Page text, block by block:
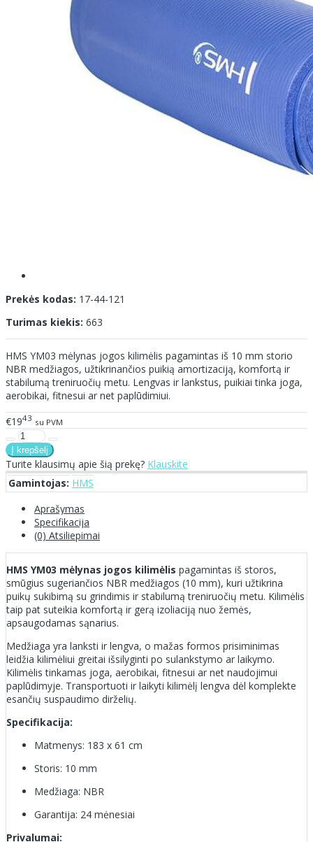
Prekės kodas: 17-44-121
Turimas kiekis: 663
HMS YM03 mėlynas jogos kilimėlis pagamintas iš 10 mm storio
NBR medžiagos, užtikrinančios puikią amortizaciją, komfortą ir
stabilumą treniruočių metu. Lengvas ir lankstus, puikiai tinka joga,
aerobikai, fitnesui ar net paplūdimiui.
€1943 su PVM
Turite klausimų apie šią prekę? Klauskite
Gamintojas: HMS
Aprašymas
Specifikacija
(0) Atsiliepimai
HMS YM03 mėlynas jogos kilimėlis pagamintas iš storos,
smūgius sugeriančios NBR medžiagos (10 mm), kuri užtikrina
puikų sukibimą su grindimis ir stabilumą treniruočių metu. Kilimėlis
taip pat suteikia komfortą ir gerą izoliaciją nuo žemės,
apsaugodamas sąnarius.
Medžiaga yra lanksti ir lengva, o mažas formos prisiminimas
leidžia kilimėliui greitai išsilyginti po sulankstymo ar laikymo.
Kilimėlis tinkamas joga, aerobikai, fitnesui ar net naudojimui
paplūdimyje. Transportuoti ir laikyti kilimėlį lengva dėl komplekte
esančių suspaudimo dirželių.
Specifikacija:
Matmenys: 183 x 61 cm
Storis: 10 mm
Medžiaga: NBR
Garantija: 24 mėnesiai
Privalumai: